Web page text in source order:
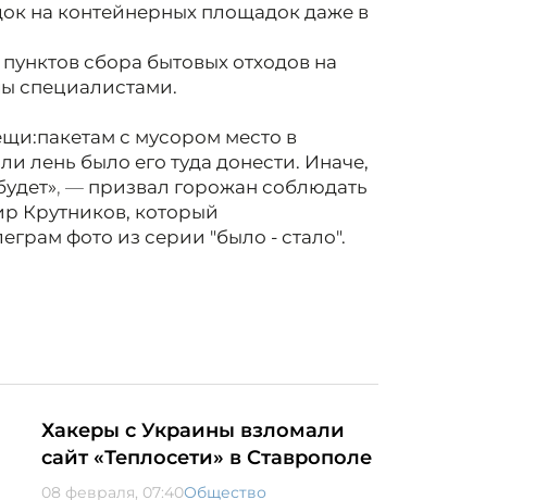
на контейнерных площадок даже в
сбора бытовых отходов на
специалистами.
пакетам с мусором место в
лень было его туда донести. Иначе,
, — призвал горожан соблюдать
Крутников, который
фото из серии "было - стало".
Хакеры с Украины взломали
сайт «Теплосети» в Ставрополе
08 февраля, 07:40Общество